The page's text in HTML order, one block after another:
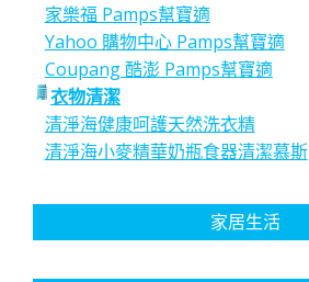
家樂福 Pamps幫寶適
Yahoo 購物中心 Pamps幫寶適
Coupang 酷澎 Pamps幫寶適
衣物清潔
清淨海健康呵護天然洗衣精
清淨海小麥精華奶瓶食器清潔慕斯
家居生活